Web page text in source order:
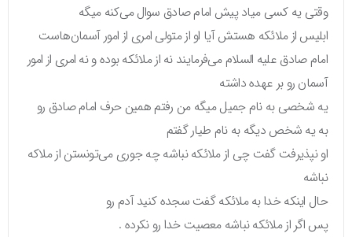
وقتی یه کسی میاد پیش امام صادق سوال می‌کنه میگه
ابلیس از ملائکه هستش آیا او از متولی امری از امور آسمان‌هاست
امام صادق علیه السلام می‌فرمایند نه از ملائکه بوده و نه امری از امور
آسمان رو بر عهده داشته
یه شخصی به نام جمیل میگه من رفتم همین حرف امام صادق رو
به یه شخص دیگه به نام طیار گفتم
او نپذیرفت گفت چی از ملائکه نباشه چه جوری می‌تونستن از ملاکه
نباشه
حال اینکه خدا به ملائکه گفت سجده کنید آدم رو
پس اگر از ملائکه نباشه معصیت خدا رو نکرده .